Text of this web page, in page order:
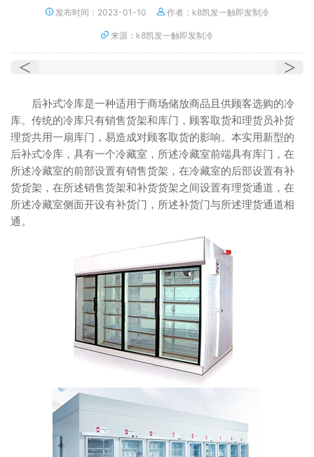
发布时间：2023-01-10 作者：k8凯发一触即发制冷
来源：k8凯发一触即发制冷
>
<
后补式冷库是一种适用于商场储放商品且供顾客选购的冷
库。传统的冷库只有销售货架和库门，顾客取货和理货员补货
理货共用一扇库门，易造成对顾客取货的影响。本实用新型的
后补式冷库，具有一个冷藏室，所述冷藏室前端具有库门，在
所述冷藏室的前部设置有销售货架，在冷藏室的后部设置有补
货货架，在所述销售货架和补货货架之间设置有理货通道，在
所述冷藏室侧面开设有补货门，所述补货门与所述理货通道相
通。